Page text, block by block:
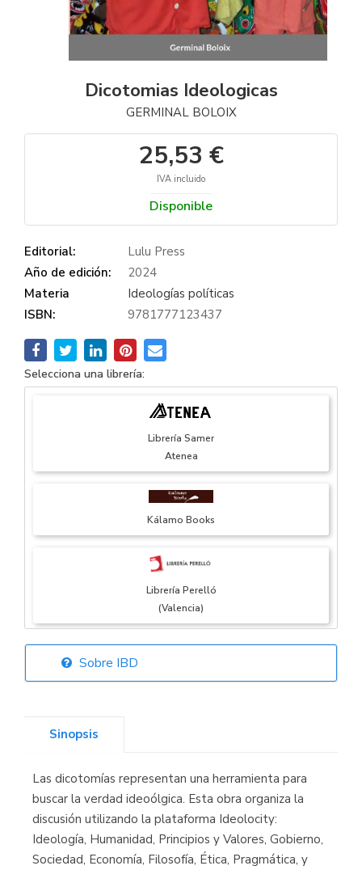
Dicotomias Ideologicas
GERMINAL BOLOIX
25,53 €
IVA incluido
Disponible
Editorial:
Lulu Press
Año de edición:
2024
Materia
Ideologías políticas
ISBN:
9781777123437
Selecciona una librería:
Librería Samer
Atenea
Kálamo Books
Librería Perelló
(Valencia)
Librería Elías
Librería Kolima
(Madrid)
Sobre IBD
Sinopsis
Las dicotomías representan una herramienta para
buscar la verdad ideoólgica. Esta obra organiza la
discusión utilizando la plataforma Ideolocity:
Ideología, Humanidad, Principios y Valores, Gobierno,
Sociedad, Economía, Filosofía, Ética, Pragmática, y